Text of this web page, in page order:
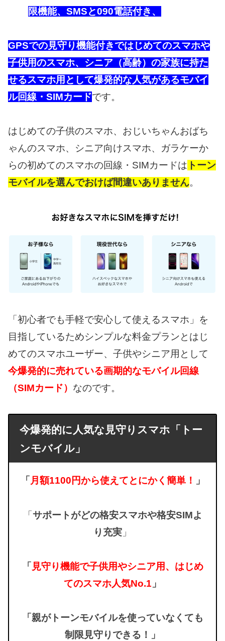
限機能、SMSと090電話付き、
GPSでの見守り機能付きではじめてのスマホや
子供用のスマホ、シニア（高齢）の家族に持た
せるスマホ用として爆発的な人気があるモバイ
ル回線・SIMカードです。
はじめての子供のスマホ、おじいちゃんおばち
ゃんのスマホ、シニア向けスマホ、ガラケーか
らの初めてのスマホの回線・SIMカードは トーン
モバイルを選んでおけば間違いありません。
「初心者でも手軽で安心して使えるスマホ」を
目指しているためシンプルな料金プランとはじ
めてのスマホユーザー、子供やシニア用として
今爆発的に売れている画期的なモバイル回線
（SIMカード） なのです。
今爆発的に人気な見守りスマホ「トー
ンモバイル」
「 月額1100円から使えてとにかく簡単！ 」
「サポートがどの格安スマホや格安SIMよ
り充実 」
「 見守り機能で子供用やシニア用、はじめ
てのスマホ人気No.1 」
「親がトーンモバイルを使っていなくても
制限見守りできる！」